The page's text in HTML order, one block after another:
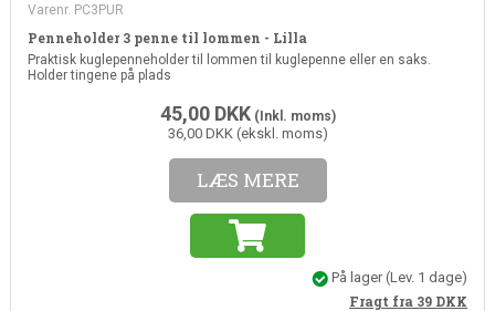
Varenr. PC3PUR
Penneholder 3 penne til lommen - Lilla
Praktisk kuglepenneholder til lommen til kuglepenne eller en saks.
Holder tingene på plads
45,00 DKK(Inkl. moms)
36,00 DKK (ekskl. moms)
LÆS MERE
På lager(Lev. 1 dage)
Fragt fra 39 DKK